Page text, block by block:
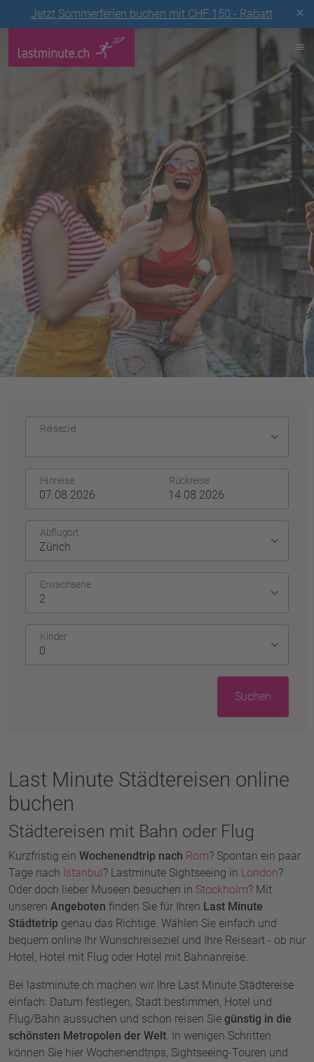
Jetzt Sommerferien buchen mit CHF 150.- Rabatt
Reiseziel
Hinreise Rückreise
Abflugort
Erwachsene
Kinder
Suchen
Last Minute Städtereisen online
buchen
Städtereisen mit Bahn oder Flug
Kurzfristig ein Wochenendtrip nach Rom? Spontan ein paar
Tage nach Istanbul ? Lastminute Sightseeing in London?
Oder doch lieber Museen besuchen in Stockholm? Mit
unseren Angeboten finden Sie für Ihren Last Minute
Städtetrip genau das Richtige. Wählen Sie einfach und
bequem online Ihr Wunschreiseziel und Ihre Reiseart - ob nur
Hotel, Hotel mit Flug oder Hotel mit Bahnanreise.
Bei lastminute.ch machen wir Ihre Last Minute Städtereise
einfach: Datum festlegen, Stadt bestimmen, Hotel und
Flug/Bahn aussuchen und schon reisen Sie günstig in die
schönsten Metropolen der Welt. In wenigen Schritten
können Sie hier Wochenendtrips, Sightseeing-Touren und